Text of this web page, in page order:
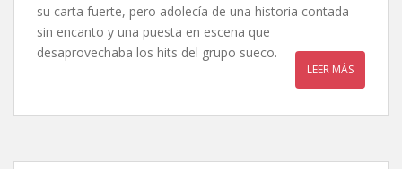
su carta fuerte, pero adolecía de una historia contada
sin encanto y una puesta en escena que
desaprovechaba los hits del grupo sueco.
LEER MÁS